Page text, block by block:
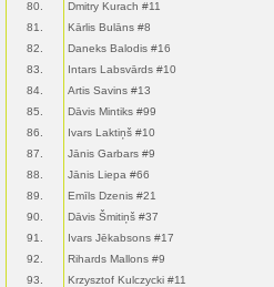
80.
Dmitry Kurach #11
81.
Kārlis Bulāns #8
82.
Daneks Balodis #16
83.
Intars Labsvārds #10
84.
Artis Savins #13
85.
Dāvis Mintiks #99
86.
Ivars Laktiņš #10
87.
Jānis Garbars #9
88.
Jānis Liepa #66
89.
Emīls Dzenis #21
90.
Dāvis Šmitiņš #37
91.
Ivars Jēkabsons #17
92.
Rihards Mallons #9
93.
Krzysztof Kulczycki #11